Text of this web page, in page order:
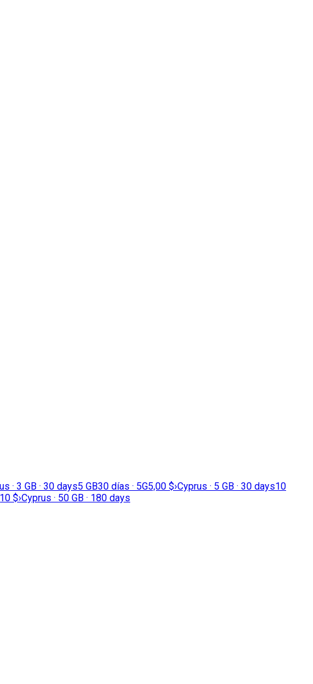
· 3 GB · 30 days5 GB30 días · 5G5,00 $›Cyprus · 5 GB · 30 days10
$›Cyprus · 50 GB · 180 days